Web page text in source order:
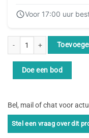
Voor 17:00 uur
ACT Extra poten (3cm) voor
Doe een bod
Bel, mail of chat voor